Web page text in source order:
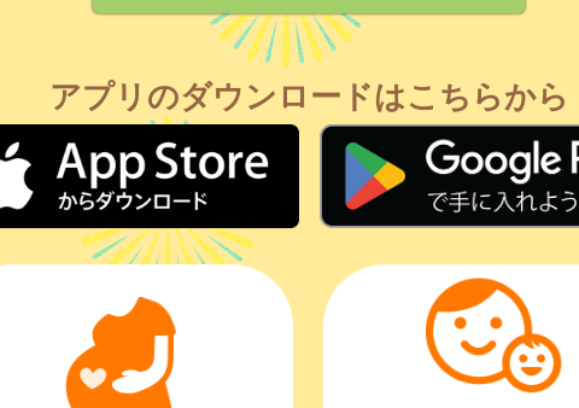
アプリのダウンロードはこちらから